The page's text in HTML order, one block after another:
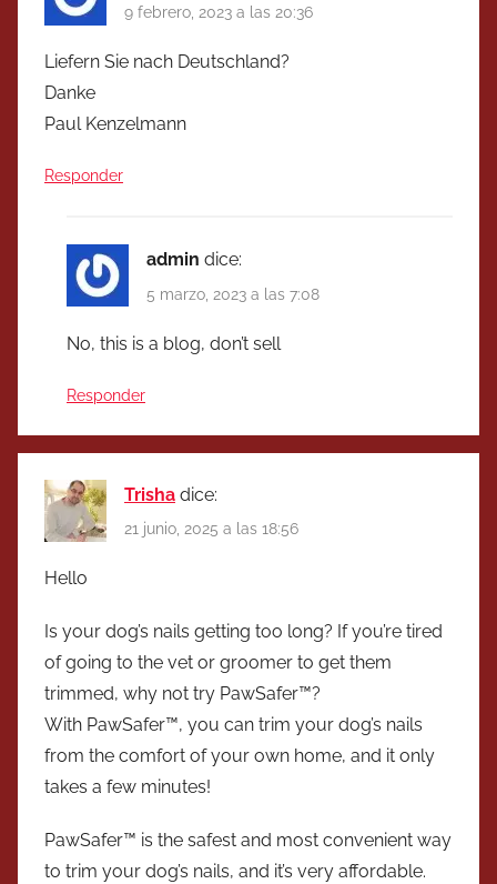
9 febrero, 2023 a las 20:36
Liefern Sie nach Deutschland?
Danke
Paul Kenzelmann
Responder
admin dice:
5 marzo, 2023 a las 7:08
No, this is a blog, don’t sell
Responder
Trisha dice:
21 junio, 2025 a las 18:56
Hello
Is your dog’s nails getting too long? If you’re tired
of going to the vet or groomer to get them
trimmed, why not try PawSafer™?
With PawSafer™, you can trim your dog’s nails
from the comfort of your own home, and it only
takes a few minutes!
PawSafer™ is the safest and most convenient way
to trim your dog’s nails, and it’s very affordable.